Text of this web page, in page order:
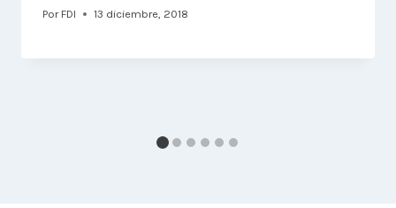
Por FDI 13 diciembre, 2018